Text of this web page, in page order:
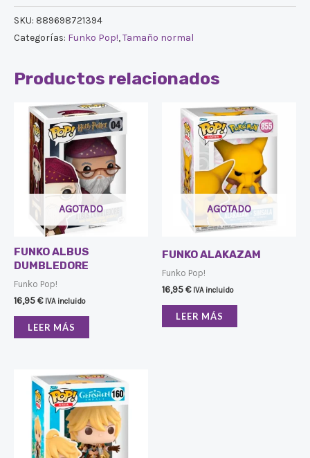
SKU: 889698721394
Categorías: Funko Pop!,Tamaño normal
Productos relacionados
AGOTADO
FUNKO ALBUS
DUMBLEDORE
Funko Pop!
16,95€ IVA incluido
LEER MÁS
AGOTADO
FUNKO ALAKAZAM
Funko Pop!
16,95€ IVA incluido
LEER MÁS